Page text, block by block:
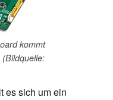
kommt
es sich um ein